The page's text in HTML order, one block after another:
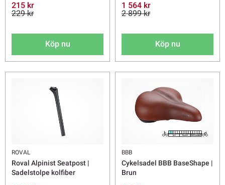
215 kr
229 kr
Köp nu
1 564 kr
2 899 kr
Köp nu
ROVAL
Roval Alpinist Seatpost |
Sadelstolpe kolfiber
BBB
Cykelsadel BBB BaseShape |
Brun